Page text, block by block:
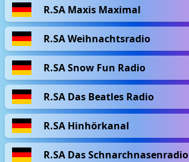
R.SA Maxis Maximal
R.SA Weihnachtsradio
R.SA Snow Fun Radio
R.SA Das Beatles Radio
R.SA Hinhörkanal
R.SA Das Schnarchnasenradio